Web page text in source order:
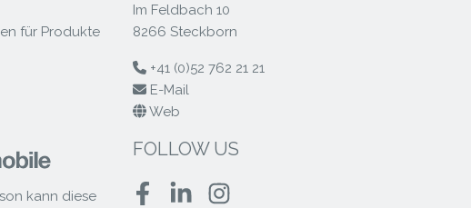
für Produkte
kann diese
Im Feldbach 10
8266 Steckborn
+41 (0)52 762 21 21
E-Mail
Web
FOLLOW US
FacebookLinkedInInstagram